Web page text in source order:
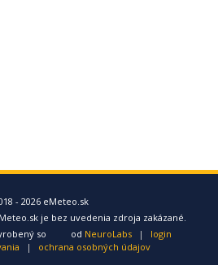
- 2026 eMeteo.sk
je bez uvedenia zdroja zakázané.
so od NeuroLabs |
login
| ochrana osobných údajov